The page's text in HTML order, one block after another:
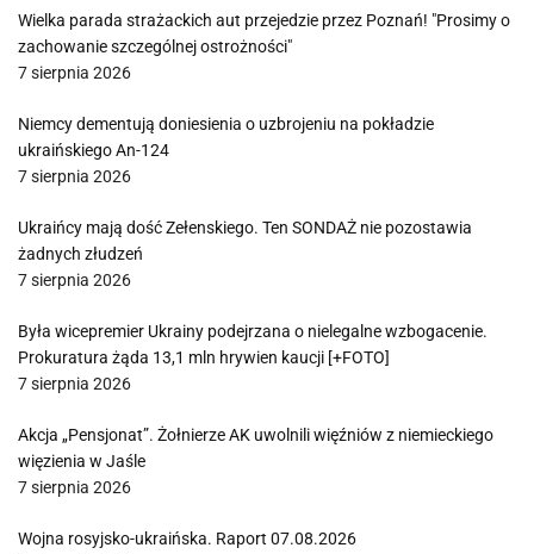
Wielka parada strażackich aut przejedzie przez Poznań! "Prosimy o
zachowanie szczególnej ostrożności"
7 sierpnia 2026
Niemcy dementują doniesienia o uzbrojeniu na pokładzie
ukraińskiego An-124
7 sierpnia 2026
Ukraińcy mają dość Zełenskiego. Ten SONDAŻ nie pozostawia
żadnych złudzeń
7 sierpnia 2026
Była wicepremier Ukrainy podejrzana o nielegalne wzbogacenie.
Prokuratura żąda 13,1 mln hrywien kaucji [+FOTO]
7 sierpnia 2026
Akcja „Pensjonat”. Żołnierze AK uwolnili więźniów z niemieckiego
więzienia w Jaśle
7 sierpnia 2026
Wojna rosyjsko-ukraińska. Raport 07.08.2026